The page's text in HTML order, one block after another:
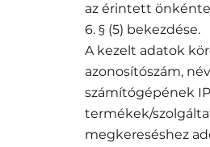
az érintett önkéntes
6. § (5) bekezdése.
A kezelt adatok
azonosítószám,
számítógépének
termékek/
megkereséshez